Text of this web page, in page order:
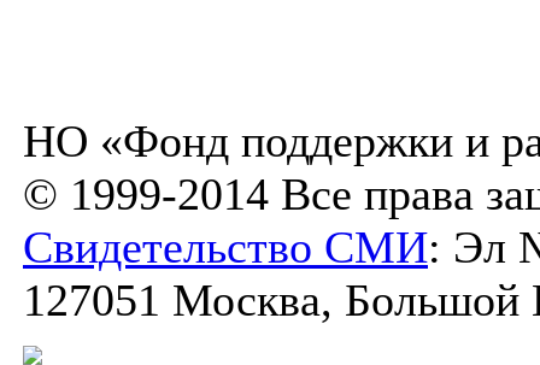
НО «Фонд поддержки и
© 1999-2014 Все права
Свидетельство СМИ: Эл
127051 Москва, Большой